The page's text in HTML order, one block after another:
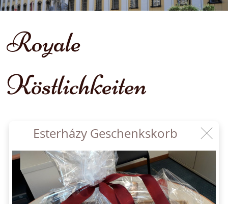
Royale
Köstlichkeiten
Esterházy Geschenkskorb